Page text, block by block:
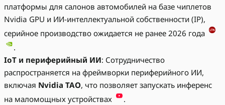
платформы для салонов автомобилей на базе чиплетов
Nvidia GPU и ИИ-интеллектуальной собственности (IP),
серийное производство ожидается не ранее 2026 года
.
IoT и периферийный ИИ: Сотрудничество
распространяется на фреймворки периферийного ИИ,
включая Nvidia TAO, что позволяет запускать инференс
на маломощных устройствах
.